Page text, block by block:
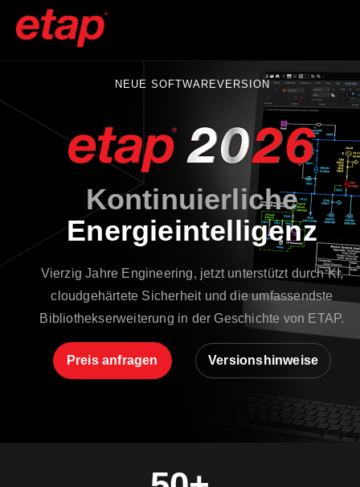
NEUE SOFTWAREVERSION
Kontinuierliche
Energieintelligenz
Vierzig Jahre Engineering, jetzt unterstützt durch KI,
cloudgehärtete Sicherheit und die umfassendste
Bibliothekserweiterung in der Geschichte von ETAP.
Preis anfragen Versionshinweise